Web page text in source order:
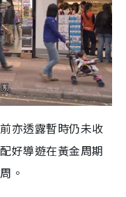
亦透露暫時仍未收
好導遊在黃金周期
。